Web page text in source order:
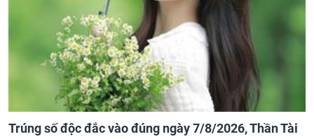
Trúng số độc đắc vào đúng ngày 7/8/2026, Thần Tài